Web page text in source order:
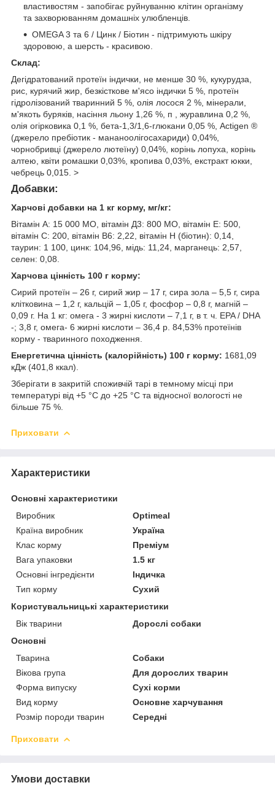
властивостям - запобігає руйнуванню клітин організму
та захворюванням домашніх улюбленців.
OMEGA 3 та 6 / Цинк / Біотин - підтримують шкіру
здоровою, а шерсть - красивою.
Склад:
Дегідратований протеїн індички, не менше 30 %, кукурудза,
рис, курячий жир, безкісткове м'ясо індички 5 %, протеїн
гідролізований тваринний 5 %, олія лосося 2 %, мінерали,
м'якоть буряків, насіння льону 1,26 %, п , журавлина 0,2 %,
олія огірковика 0,1 %, бета-1,3/1,6-глюкани 0,05 %, Actigen ®
(джерело пребіотик - мананоолігосахариди) 0,04%,
чорнобривці (джерело лютеїну) 0,04%, корінь лопуха, корінь
алтею, квіти ромашки 0,03%, кропива 0,03%, екстракт юкки,
чебрець 0,015. >
Добавки:
Харчові добавки на 1 кг корму, мг/кг:
Вітамін А: 15 000 МО, вітамін Д3: 800 МО, вітамін Е: 500,
вітамін С: 200, вітамін B6: 2,22, вітамін Н (біотин): 0,14,
таурин: 1 100, цинк: 104,96, мідь: 11,24, марганець: 2,57,
селен: 0,08.
Харчова цінність 100 г корму:
Сирий протеїн – 26 г, сирий жир – 17 г, сира зола – 5,5 г, сира
клітковина – 1,2 г, кальцій – 1,05 г, фосфор – 0,8 г, магній –
0,09 г. На 1 кг: омега - 3 жирні кислоти – 7,1 г, в т. ч. EPA / DHA
-; 3,8 г, омега- 6 жирні кислоти – 36,4 р. 84,53% протеїнів
корму - тваринного походження.
Енергетична цінність (калорійність) 100 г корму: 1681,09
кДж (401,8 ккал).
Зберігати в закритій споживчій тарі в темному місці при
температурі від +5 °C до +25 °C та відносної вологості не
більше 75 %.
Приховати
Характеристики
Основні характеристики
Виробник
Optimeal
Країна виробник
Україна
Клас корму
Преміум
Вага упаковки
1.5 кг
Основні інгредієнти
Індичка
Тип корму
Сухий
Користувальницькі характеристики
Вік тварини
Дорослі собаки
Основні
Тварина
Собаки
Вікова група
Для дорослих тварин
Форма випуску
Сухі корми
Вид корму
Основне харчування
Розмір породи тварин
Середні
Приховати
Умови доставки